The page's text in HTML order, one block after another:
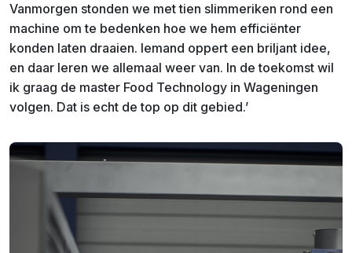
Vanmorgen stonden we met tien slimmeriken rond een
machine om te bedenken hoe we hem efficiënter
konden laten draaien. Iemand oppert een briljant idee,
en daar leren we allemaal weer van. In de toekomst wil
ik graag de master Food Technology in Wageningen
volgen. Dat is echt de top op dit gebied.’